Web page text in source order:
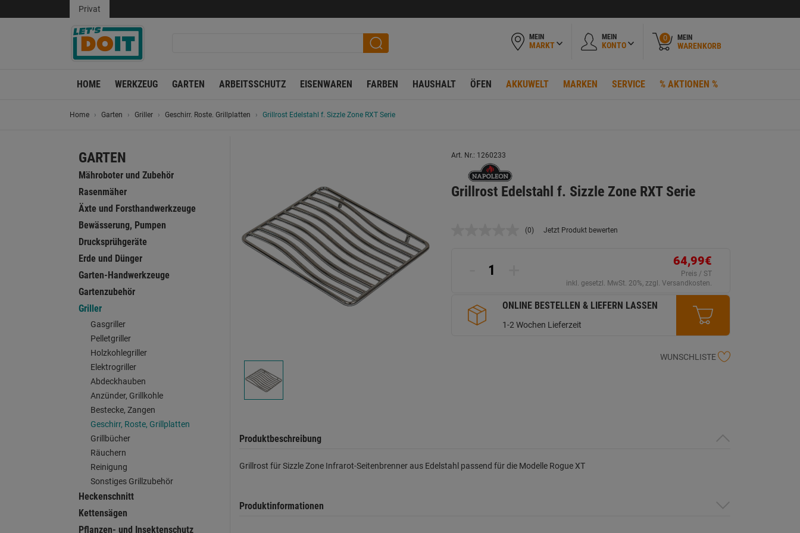
Privat
MEIN
MARKT
MEIN
KONTO
0 MEIN
WARENKORB
HOME WERKZEUG GARTEN ARBEITSSCHUTZ EISENWAREN FARBEN HAUSHALT ÖFEN AKKUWELT MARKEN SERVICE % AKTIONEN %
Home Garten Griller Geschirr. Roste. Grillplatten Grillrost Edelstahl f. Sizzle Zone RXT Serie
GARTEN
Mähroboter und Zubehör
Rasenmäher
Äxte und Forsthandwerkzeuge
Bewässerung, Pumpen
Drucksprühgeräte
Erde und Dünger
Garten-Handwerkzeuge
Gartenzubehör
Griller
Gasgriller
Pelletgriller
Holzkohlegriller
Elektrogriller
Abdeckhauben
Anzünder, Grillkohle
Bestecke, Zangen
Geschirr, Roste, Grillplatten
Grillbücher
Räuchern
Reinigung
Sonstiges Grillzubehör
Heckenschnitt
Kettensägen
Pflanzen- und Insektenschutz
Art. Nr.: 1260233
Grillrost Edelstahl f. Sizzle Zone RXT Serie
Kein
(0) Jetzt Produkt bewerten
64,99€
Preis / ST
inkl. gesetzl. MwSt. 20%, zzgl. Versandkosten.
ONLINE BESTELLEN & LIEFERN LASSEN
1-2 Wochen Lieferzeit
WUNSCHLISTE
Produktbeschreibung
Grillrost für Sizzle Zone Infrarot-Seitenbrenner aus Edelstahl passend für die Modelle Rogue XT
Produktinformationen